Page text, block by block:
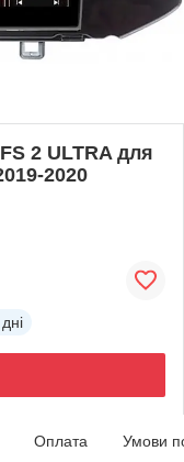
2 ULTRA для
2020
Оплата Умови